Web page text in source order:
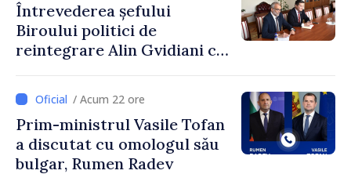
Întrevederea șefului
Biroului politici de
reintegrare Alin Gvidiani cu
Comitetului Internațional al
Crucii Roșii în Moldova
/ Acum 22 ore
Prim-ministrul Vasile Tofan
a discutat cu omologul său
bulgar, Rumen Radev